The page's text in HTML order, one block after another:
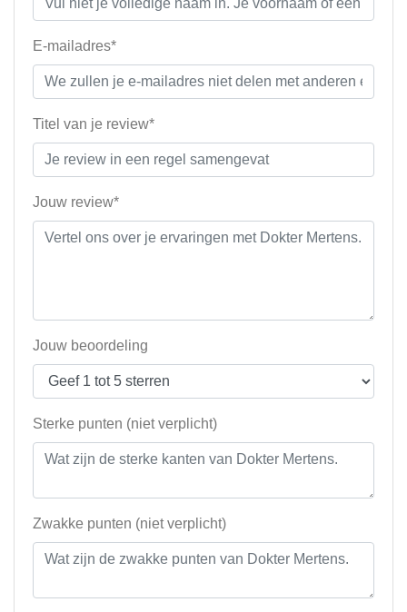
E-mailadres*
Titel van je review*
Jouw review*
Jouw beoordeling
Sterke punten (niet verplicht)
Zwakke punten (niet verplicht)